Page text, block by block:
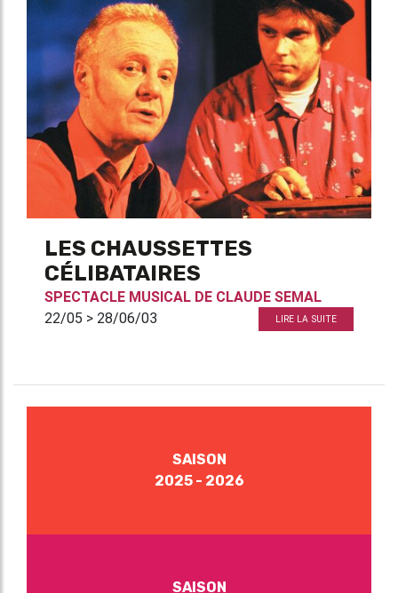
LES CHAUSSETTES
CÉLIBATAIRES
SPECTACLE MUSICAL DE CLAUDE SEMAL
22/05 > 28/06/03
LIRE LA SUITE
SAISON
2025 - 2026
SAISON